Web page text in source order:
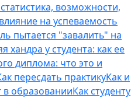
возможности,
на успеваемость
пытается "завалить" на
хандра у студента: как ее
диплома: что это и
пересдать практикуКак и
образованииКак студенту